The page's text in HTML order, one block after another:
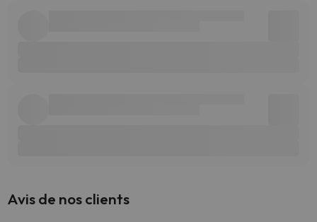
Avis de nos clients